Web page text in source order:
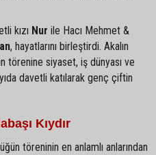
kızı Nur ile Hacı Mehmet &
, hayatlarını birleştirdi. Akalın
törenine siyaset, iş dünyası ve
davetli katılarak genç çiftin
Kıydır
töreninin en anlamlı anlarından